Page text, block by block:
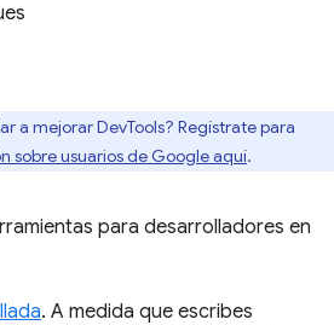
a mejorar DevTools? Regístrate para
sobre usuarios de Google aquí.
para desarrolladores en
. A medida que escribes